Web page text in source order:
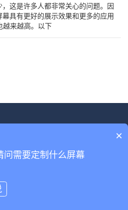
这是许多人都非常关心的问题。因
具有更好的展示效果和更多的应用
越来越高。以下
光电科技有限公司 版权所有
×
问需要定制什么屏幕